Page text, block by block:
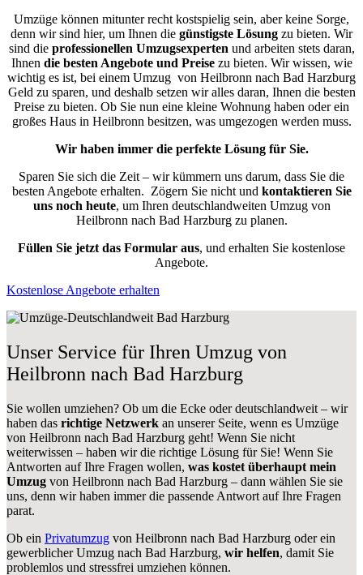
Umzüge können mitunter recht kostspielig sein, aber keine Sorge,
denn wir sind hier, um Ihnen die günstigste Lösung zu bieten. Wir
sind die professionellen Umzugsexperten und arbeiten stets daran,
Ihnen die besten Angebote und Preisezu bieten. Wir wissen, wie
wichtig es ist, bei einem Umzug von Heilbronn nach Bad Harzburg
Geld zu sparen, und deshalb setzen wir alles daran, Ihnen die besten
Preise zu bieten. Ob Sie nun eine kleine Wohnung haben oder ein
großes Haus in Heilbronn besitzen, was umgezogen werden muss.
Wir haben immer die perfekte Lösung für Sie.
Sparen Sie sich die Zeit – wir kümmern uns darum, dass Sie die
besten Angebote erhalten. Zögern Sie nicht und kontaktieren Sie
uns noch heute, um Ihren deutschlandweiten Umzug von
Heilbronn nach Bad Harzburg zu planen.
Füllen Sie jetzt das Formular aus, und erhalten Sie kostenlose
Angebote.
Kostenlose Angebote erhalten
Unser Service für Ihren Umzug von
Heilbronn nach Bad Harzburg
Sie wollen umziehen? Ob um die Ecke oder deutschlandweit – wir
haben das richtige Netzwerk an unserer Seite, wenn es Umzüge
von Heilbronn nach Bad Harzburg geht! Wenn Sie nicht
weiterwissen – haben wir die richtige Lösung für Sie! Wenn Sie
Antworten auf Ihre Fragen wollen, was kostet überhaupt mein
Umzug von Heilbronn nach Bad Harzburg – dann wählen Sie sie
uns, denn wir haben immer die passende Antwort auf Ihre Fragen
parat.
Ob ein Privatumzug von Heilbronn nach Bad Harzburg oder ein
gewerblicher Umzug nach Bad Harzburg, wir helfen, damit Sie
problemlos und stressfrei umziehen können.